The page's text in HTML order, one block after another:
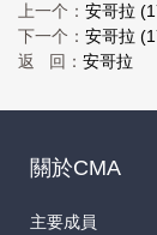
上一个： 安哥拉
下一个： 安哥拉
返 回： 安哥拉
關於CMA
主要成員